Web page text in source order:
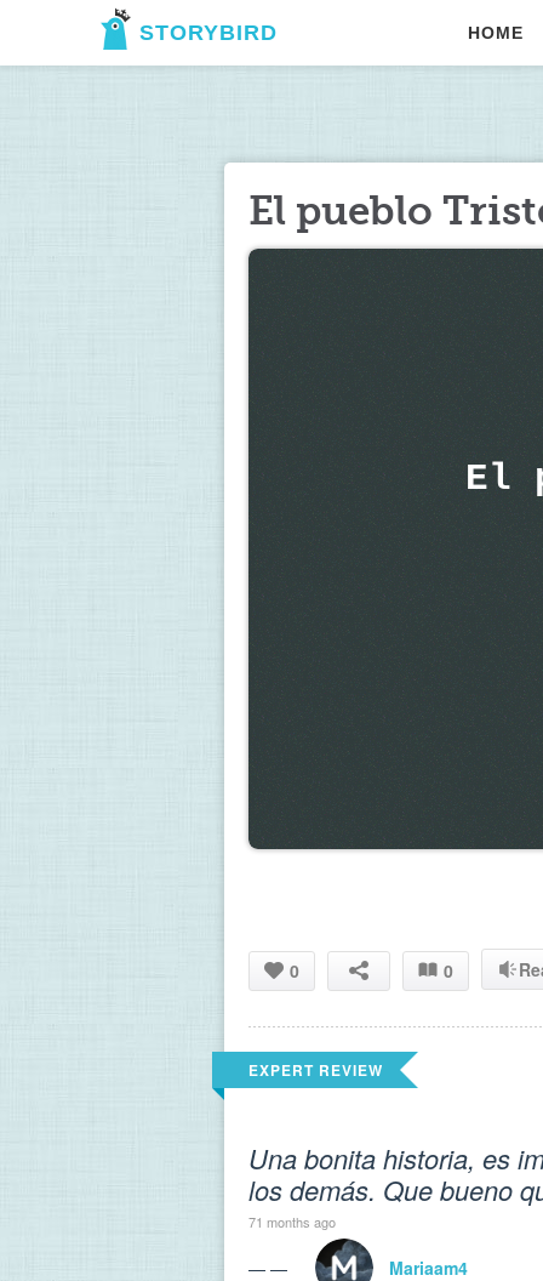
STORYBIRD HOME
El pueblo
El
0 0
EXPERT REVIEW
Una bonita historia, es
los demás. Que bueno
71 months ago
— — Mariaam4